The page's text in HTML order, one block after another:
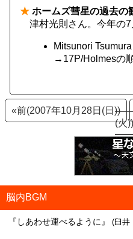
★ ホームズ彗星の過去の
津村光則さん。今年の7
Mitsunori
→17P/Holmesの
«前(2007年10月28日(日))
(火
脳内BGM
『しあわせ運べるように』 (臼